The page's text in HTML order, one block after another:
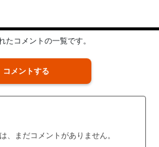
たコメントの一覧です。
コメントする
、まだコメントがありません。